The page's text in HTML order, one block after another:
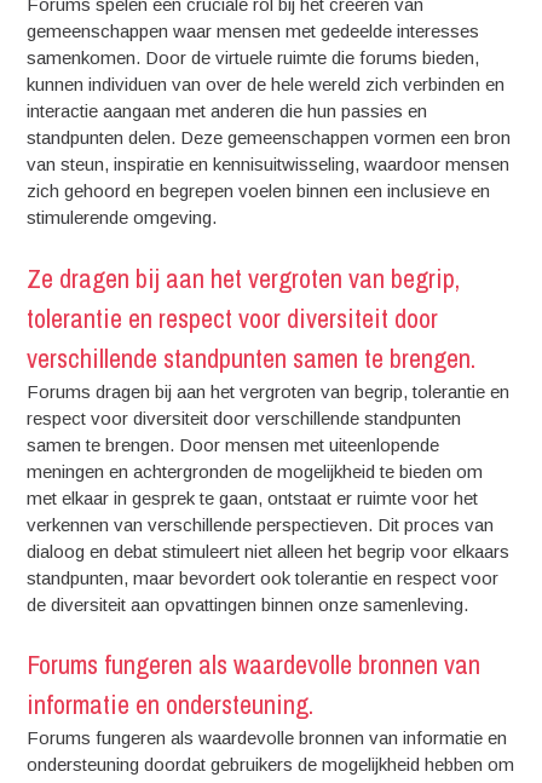
Forums spelen een cruciale rol bij het creëren van
gemeenschappen waar mensen met gedeelde interesses
samenkomen. Door de virtuele ruimte die forums bieden,
kunnen individuen van over de hele wereld zich verbinden en
interactie aangaan met anderen die hun passies en
standpunten delen. Deze gemeenschappen vormen een bron
van steun, inspiratie en kennisuitwisseling, waardoor mensen
zich gehoord en begrepen voelen binnen een inclusieve en
stimulerende omgeving.
Ze dragen bij aan het vergroten van begrip,
tolerantie en respect voor diversiteit door
verschillende standpunten samen te brengen.
Forums dragen bij aan het vergroten van begrip, tolerantie en
respect voor diversiteit door verschillende standpunten
samen te brengen. Door mensen met uiteenlopende
meningen en achtergronden de mogelijkheid te bieden om
met elkaar in gesprek te gaan, ontstaat er ruimte voor het
verkennen van verschillende perspectieven. Dit proces van
dialoog en debat stimuleert niet alleen het begrip voor elkaars
standpunten, maar bevordert ook tolerantie en respect voor
de diversiteit aan opvattingen binnen onze samenleving.
Forums fungeren als waardevolle bronnen van
informatie en ondersteuning.
Forums fungeren als waardevolle bronnen van informatie en
ondersteuning doordat gebruikers de mogelijkheid hebben om